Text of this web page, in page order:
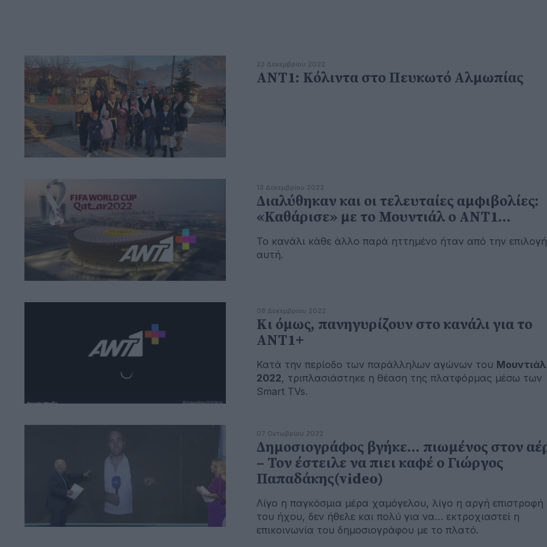
23 Δεκεμβρίου 2022
ΑΝΤ1: Κόλιντα στο Πευκωτό Αλμωπίας
13 Δεκεμβρίου 2022
Διαλύθηκαν και οι τελευταίες αμφιβολίες:
«Καθάρισε» με το Μουντιάλ ο ΑΝΤ1…
Το κανάλι κάθε άλλο παρά ηττημένο ήταν από την επιλογή
αυτή.
08 Δεκεμβρίου 2022
Κι όμως, πανηγυρίζουν στο κανάλι για το
ΑΝΤ1+
Κατά την περίοδο των παράλληλων αγώνων του Μουντιάλ
2022, τριπλασιάστηκε η θέαση της πλατφόρμας μέσω των
Smart TVs.
07 Οκτωβρίου 2022
Δημοσιογράφος βγήκε… πιωμένος στον
– Τον έστειλε να πιει καφέ ο Γιώργος
Παπαδάκης(video)
Λίγο η παγκόσμια μέρα χαμόγελου, λίγο η αργή επιστροφή
του ήχου, δεν ήθελε και πολύ για να… εκτροχιαστεί η
επικοινωνία του δημοσιογράφου με το πλατό.